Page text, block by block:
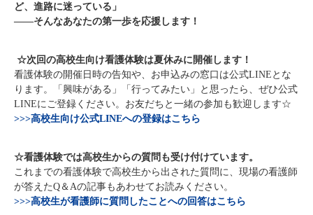
ど、進路に迷っている」
――そんなあなたの第一歩を応援します！
☆次回の高校生向け看護体験は夏休みに開催します！
看護体験の開催日時の告知や、お申込みの窓口は公式LINEとな
ります。
「興味がある」「行ってみたい」と思ったら、ぜひ公式
LINEにご登録ください。お友だちと一緒の参加も歓迎します☆
>>>高校生向け公式LINEへの登録はこちら
☆看護体験では高校生からの質問も受け付けています。
これまでの看護体験で高校生から出された質問に、現場の看護師
が答えたQ＆Aの記事もあわせてお読みください。
>>>高校生が看護師に質問したことへの回答はこちら